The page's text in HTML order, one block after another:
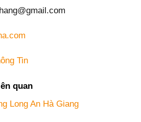
Tin
quan
Long An Hà Giang